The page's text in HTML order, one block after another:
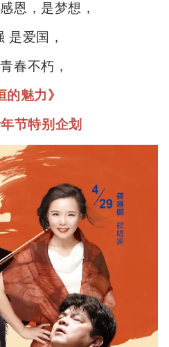
恩，是梦想，
是爱国，
春不朽，
的魅力》
节特别企划